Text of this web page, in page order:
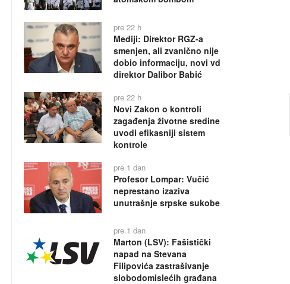
pre 22 h
Mediji: Direktor RGZ-a
smenjen, ali zvanično nije
dobio informaciju, novi vd
direktor Dalibor Babić
pre 22 h
Novi Zakon o kontroli
zagađenja životne sredine
uvodi efikasniji sistem
kontrole
pre 1 dan
Profesor Lompar: Vučić
neprestano izaziva
unutrašnje srpske sukobe
pre 1 dan
Marton (LSV): Fašistički
napad na Stevana
Filipovića zastrašivanje
slobodomislećih građana